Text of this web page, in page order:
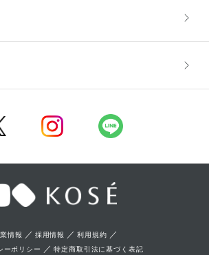
換
情報 ／ 採用情報 ／利用規約 ／
ーポリシー ／特定商取引法に基づく表記